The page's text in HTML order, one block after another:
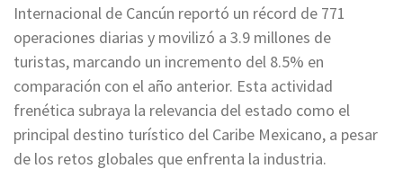
Internacional de Cancún reportó un récord de 771
operaciones diarias y movilizó a 3.9 millones de
turistas, marcando un incremento del 8.5% en
comparación con el año anterior. Esta actividad
frenética subraya la relevancia del estado como el
principal destino turístico del Caribe Mexicano, a pesar
de los retos globales que enfrenta la industria.